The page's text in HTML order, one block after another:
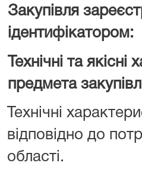
Закупівля
ідентифікатором:
Технічні та
предмета
Технічні
відповідно до
області.